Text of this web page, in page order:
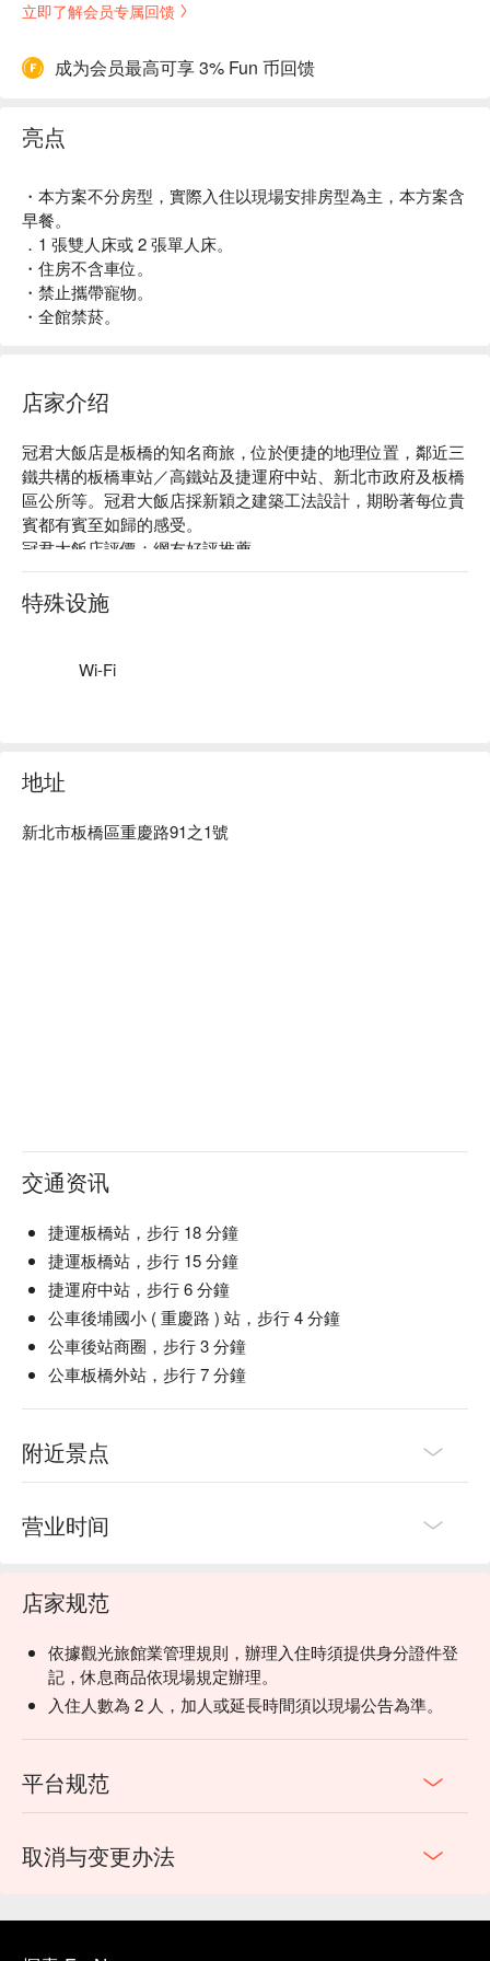
立即了解会员专属回馈
成为会员最高可享 3% Fun 币回馈
亮点
・本方案不分房型，實際入住以現場安排房型為主，本方案含
早餐。
．1 張雙人床或 2 張單人床。
・住房不含車位。
・禁止攜帶寵物。
・全館禁菸。
店家介绍
冠君大飯店是板橋的知名商旅，位於便捷的地理位置，鄰近三
鐵共構的板橋車站／高鐵站及捷運府中站、新北市政府及板橋
區公所等。冠君大飯店採新穎之建築工法設計，期盼著每位貴
賓都有賓至如歸的感受。
冠君大飯店評價：網友好評推薦。
冠君大飯店推薦：位置近捷運府中站，步行 7 分鐘即可抵達。
冠君大飯店優惠、冠君大飯店住宿方案、冠君大飯店休息方案
立刻查看⬇︎
特殊设施
Wi-Fi
地址
新北市板橋區重慶路91之1號
交通资讯
捷運板橋站，步行 18 分鐘
捷運板橋站，步行 15 分鐘
捷運府中站，步行 6 分鐘
公車後埔國小 ( 重慶路 ) 站，步行 4 分鐘
公車後站商圈，步行 3 分鐘
公車板橋外站，步行 7 分鐘
附近景点
营业时间
店家规范
依據觀光旅館業管理規則，辦理入住時須提供身分證件登
記，休息商品依現場規定辦理。
入住人數為 2 人，加人或延長時間須以現場公告為準。
平台规范
取消与变更办法